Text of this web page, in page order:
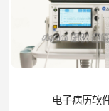
电子病历软